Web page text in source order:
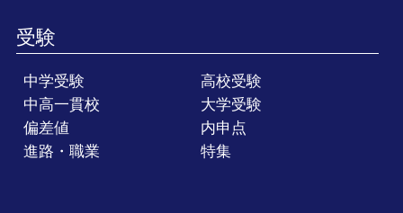
受験
中学受験
高校受験
中高一貫校
大学受験
偏差値
内申点
進路・職業
特集